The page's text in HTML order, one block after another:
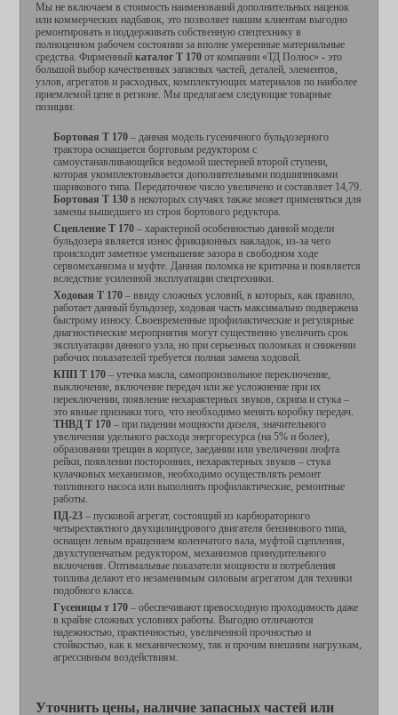
Мы не включаем в стоимость наименований дополнительных наценок
или коммерческих надбавок, это позволяет нашим клиентам выгодно
ремонтировать и поддерживать собственную спецтехнику в
полноценном рабочем состоянии за вполне умеренные материальные
средства. Фирменный каталог Т 170 от компании «ТД Полюс» - это
большой выбор качественных запасных частей, деталей, элементов,
узлов, агрегатов и расходных, комплектующих материалов по наиболее
приемлемой цене в регионе. Мы предлагаем следующие товарные
позиции:
Бортовая Т 170 – данная модель гусеничного бульдозерного
трактора оснащается бортовым редуктором с
самоустанавливающейся ведомой шестерней второй ступени,
которая укомплектовывается дополнительными подшипниками
шарикового типа. Передаточное число увеличено и составляет 14,79.
Бортовая Т 130 в некоторых случаях также может применяться для
замены вышедшего из строя бортового редуктора.
Сцепление Т 170 – характерной особенностью данной модели
бульдозера является износ фрикционных накладок, из-за чего
происходит заметное уменьшение зазора в свободном ходе
сервомеханизма и муфте. Данная поломка не критична и появляется
вследствие усиленной эксплуатации спецтехники.
Ходовая Т 170 – ввиду сложных условий, в которых, как правило,
работает данный бульдозер, ходовая часть максимально подвержена
быстрому износу. Своевременные профилактические и регулярные
диагностические мероприятия могут существенно увеличить срок
эксплуатации данного узла, но при серьезных поломках и снижении
рабочих показателей требуется полная замена ходовой.
КПП Т 170 – утечка масла, самопроизвольное переключение,
выключение, включение передач или же усложнение при их
переключении, появление нехарактерных звуков, скрипа и стука –
это явные признаки того, что необходимо менять коробку передач.
ТНВД Т 170 – при падении мощности дизеля, значительного
увеличения удельного расхода энергоресурса (на 5% и более),
образовании трещин в корпусе, заедании или увеличении люфта
рейки, появлении посторонних, нехарактерных звуков – стука
кулачковых механизмов, необходимо осуществлять ремонт
топливного насоса или выполнить профилактические, ремонтные
работы.
ПД-23 – пусковой агрегат, состоящий из карбюраторного
четырехтактного двухцилиндрового двигателя бензинового типа,
оснащен левым вращением коленчатого вала, муфтой сцепления,
двухступенчатым редуктором, механизмов принудительного
включения. Оптимальные показатели мощности и потребления
топлива делают его незаменимым силовым агрегатом для техники
подобного класса.
Гусеницы т 170 – обеспечивают превосходную проходимость даже
в крайне сложных условиях работы. Выгодно отличаются
надежностью, практичностью, увеличенной прочностью и
стойкостью, как к механическому, так и прочим внешним нагрузкам,
агрессивным воздействиям.
Уточнить цены, наличие запасных частей или